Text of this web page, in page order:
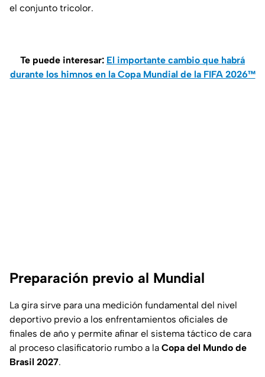
el conjunto tricolor.
Te puede interesar: El importante cambio que habrá
durante los himnos en la Copa Mundial de la FIFA 2026™
Preparación previo al Mundial
La gira sirve para una medición fundamental del nivel
deportivo previo a los enfrentamientos oficiales de
finales de año y permite afinar el sistema táctico de cara
al proceso clasificatorio rumbo a la Copa del Mundo de
Brasil 2027.